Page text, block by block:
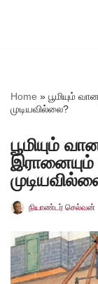
Home » பூமியும்
முடியவில்லை?
பூமியும்
நியாண்டர் செல்வன்